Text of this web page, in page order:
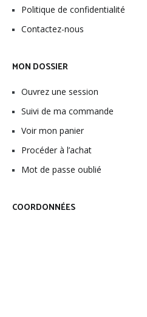
Politique de confidentialité
Contactez-nous
MON DOSSIER
Ouvrez une session
Suivi de ma commande
Voir mon panier
Procéder à l’achat
Mot de passe oublié
COORDONNÉES